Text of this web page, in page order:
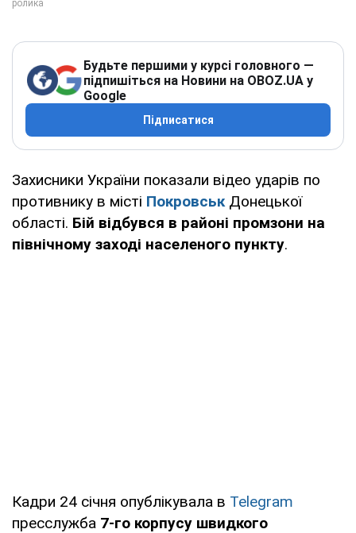
Будьте першими у курсі головного —
підпишіться на Новини на OBOZ.UA у
Google
Підписатися
Захисники України показали відео ударів по
противнику в місті Покровськ Донецької
області. Бій відбувся в районі промзони на
північному заході населеного пункту.
Кадри 24 січня опублікувала в Telegram
пресслужба 7-го корпусу швидкого